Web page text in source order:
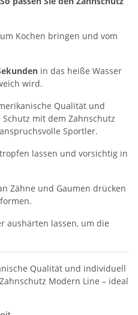
Kochen bringen und vom
in das heiße Wasser
wird.
Qualität und
mit dem Zahnschutz
Sportler.
lassen und vorsichtig in
Zähne und Gaumen drücken
aushärten lassen, um die
Qualität und individuell
Modern Line – ideal